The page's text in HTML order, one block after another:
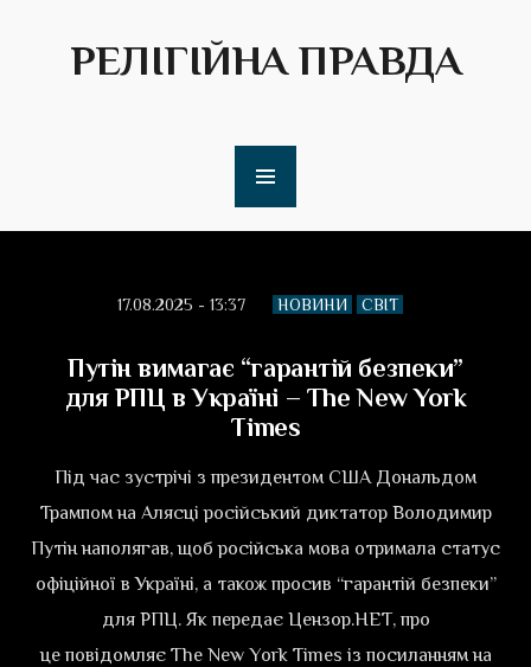
РЕЛІГІЙНА ПРАВДА
17.08.2025 - 13:37 НОВИНИ СВІТ
Путін вимагає “гарантій безпеки”
для РПЦ в Україні – The New York
Times
Під час зустрічі з президентом США Дональдом
Трампом на Алясці російський диктатор Володимир
Путін наполягав, щоб російська мова отримала статус
офіційної в Україні, а також просив “гарантій безпеки”
для РПЦ. Як передає Цензор.НЕТ, про
це повідомляє The New York Times із посиланням на